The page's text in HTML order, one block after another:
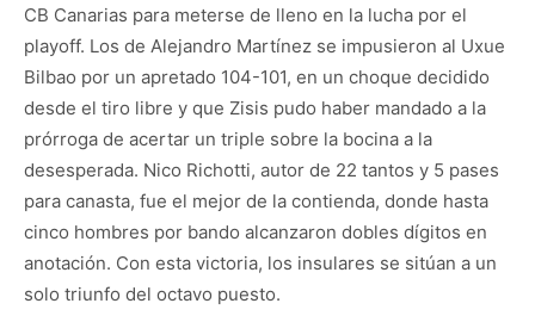
CB Canarias para meterse de lleno en la lucha por el
playoff. Los de Alejandro Martínez se impusieron al Uxue
Bilbao por un apretado 104-101, en un choque decidido
desde el tiro libre y que Zisis pudo haber mandado a la
prórroga de acertar un triple sobre la bocina a la
desesperada. Nico Richotti, autor de 22 tantos y 5 pases
para canasta, fue el mejor de la contienda, donde hasta
cinco hombres por bando alcanzaron dobles dígitos en
anotación. Con esta victoria, los insulares se sitúan a un
solo triunfo del octavo puesto.